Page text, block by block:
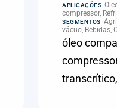
APLICAÇÕES
compressor,
SEGMENTOS
vácuo, Bebidas,
Cimento,
Eletroeletrônica,
Eólico,
Laticínios,
e fundição,
Naval e
Petróleo e gás,
Química e
óleo